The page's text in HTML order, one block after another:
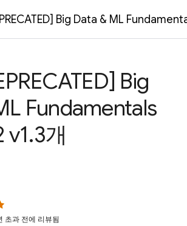
Big Data & ML
Big
Fundamentals
v1.3개
초과 전에 리뷰됨